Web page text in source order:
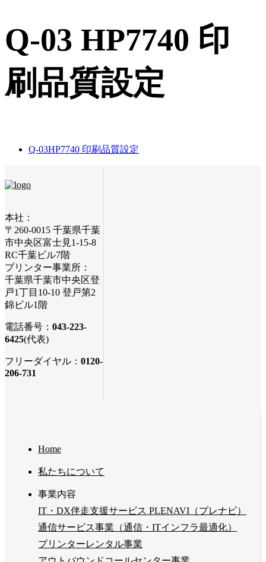
Q-03 HP7740 印
刷品質設定
Q-03HP7740 印刷品質設定
本社：
〒260-0015 千葉県千葉
市中央区富士見1-15-8
RC千葉ビル7階
プリンター事業所：
千葉県千葉市中央区登
戸1丁目10-10 登戸第2
錦ビル1階
電話番号： 043-223-
6425(代表)
フリーダイヤル： 0120-
206-731
Home
私たちについて
事業内容
IT・DX伴走支援サービス PLENAVI（プレナビ）
通信サービス事業（通信・ITインフラ最適化）
プリンターレンタル事業